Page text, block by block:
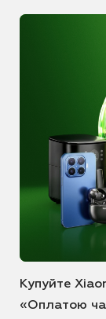
Купуйте
«Оплатою